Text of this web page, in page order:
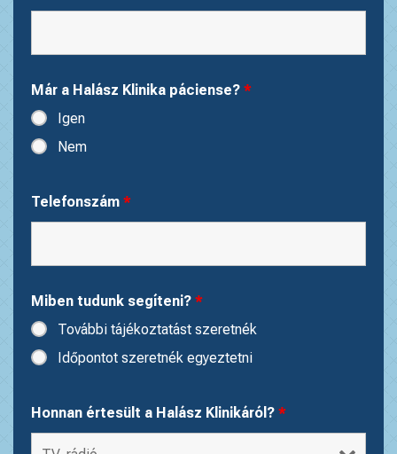
Már a Halász Klinika páciense? *
Igen
Nem
Telefonszám *
Miben tudunk segíteni? *
További tájékoztatást szeretnék
Időpontot szeretnék egyeztetni
Honnan értesült a Halász Klinikáról? *